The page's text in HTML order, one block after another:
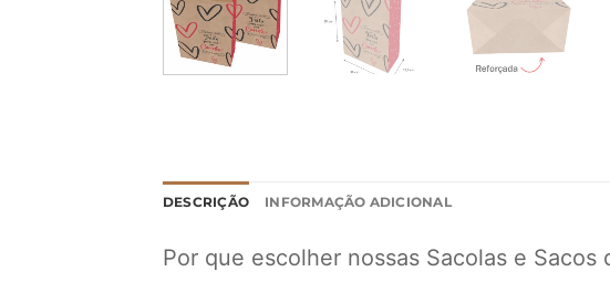
DESCRIÇÃO INFORMAÇÃO ADICIONAL
Por que escolher nossas Sacolas e Sacos